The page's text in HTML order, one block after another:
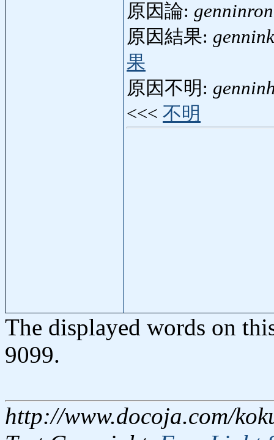
原因論: genninron
原因結果:
果
原因不明:
<<< 不明
The displayed words on
9099.
http://www.docoja.com/